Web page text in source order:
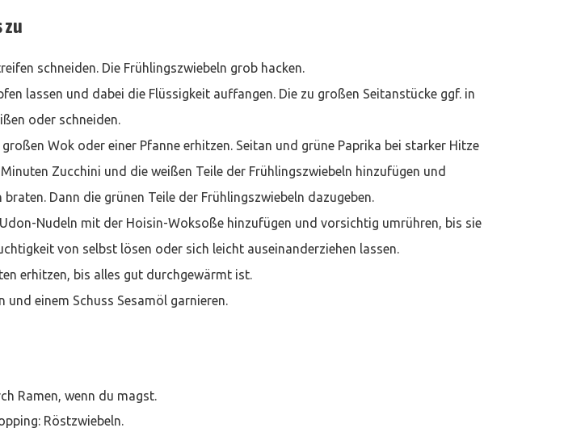
zu
schneiden. Die Frühlingszwiebeln grob hacken.
lassen und dabei die Flüssigkeit auffangen. Die zu großen Seitanstücke ggf. in
oder schneiden.
Wok oder einer Pfanne erhitzen. Seitan und grüne Paprika bei starker Hitze
Zucchini und die weißen Teile der Frühlingszwiebeln hinzufügen und
Dann die grünen Teile der Frühlingszwiebeln dazugeben.
Nudeln mit der Hoisin-Woksoße hinzufügen und vorsichtig umrühren, bis sie
von selbst lösen oder sich leicht auseinanderziehen lassen.
erhitzen, bis alles gut durchgewärmt ist.
und einem Schuss Sesamöl garnieren.
Ramen, wenn du magst.
Röstzwiebeln.